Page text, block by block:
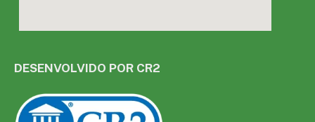
DESENVOLVIDO POR CR2